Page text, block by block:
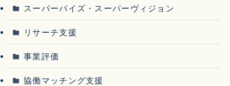
スーパーバイズ・スーパーヴィジョン
リサーチ支援
事業評価
協働マッチング支援